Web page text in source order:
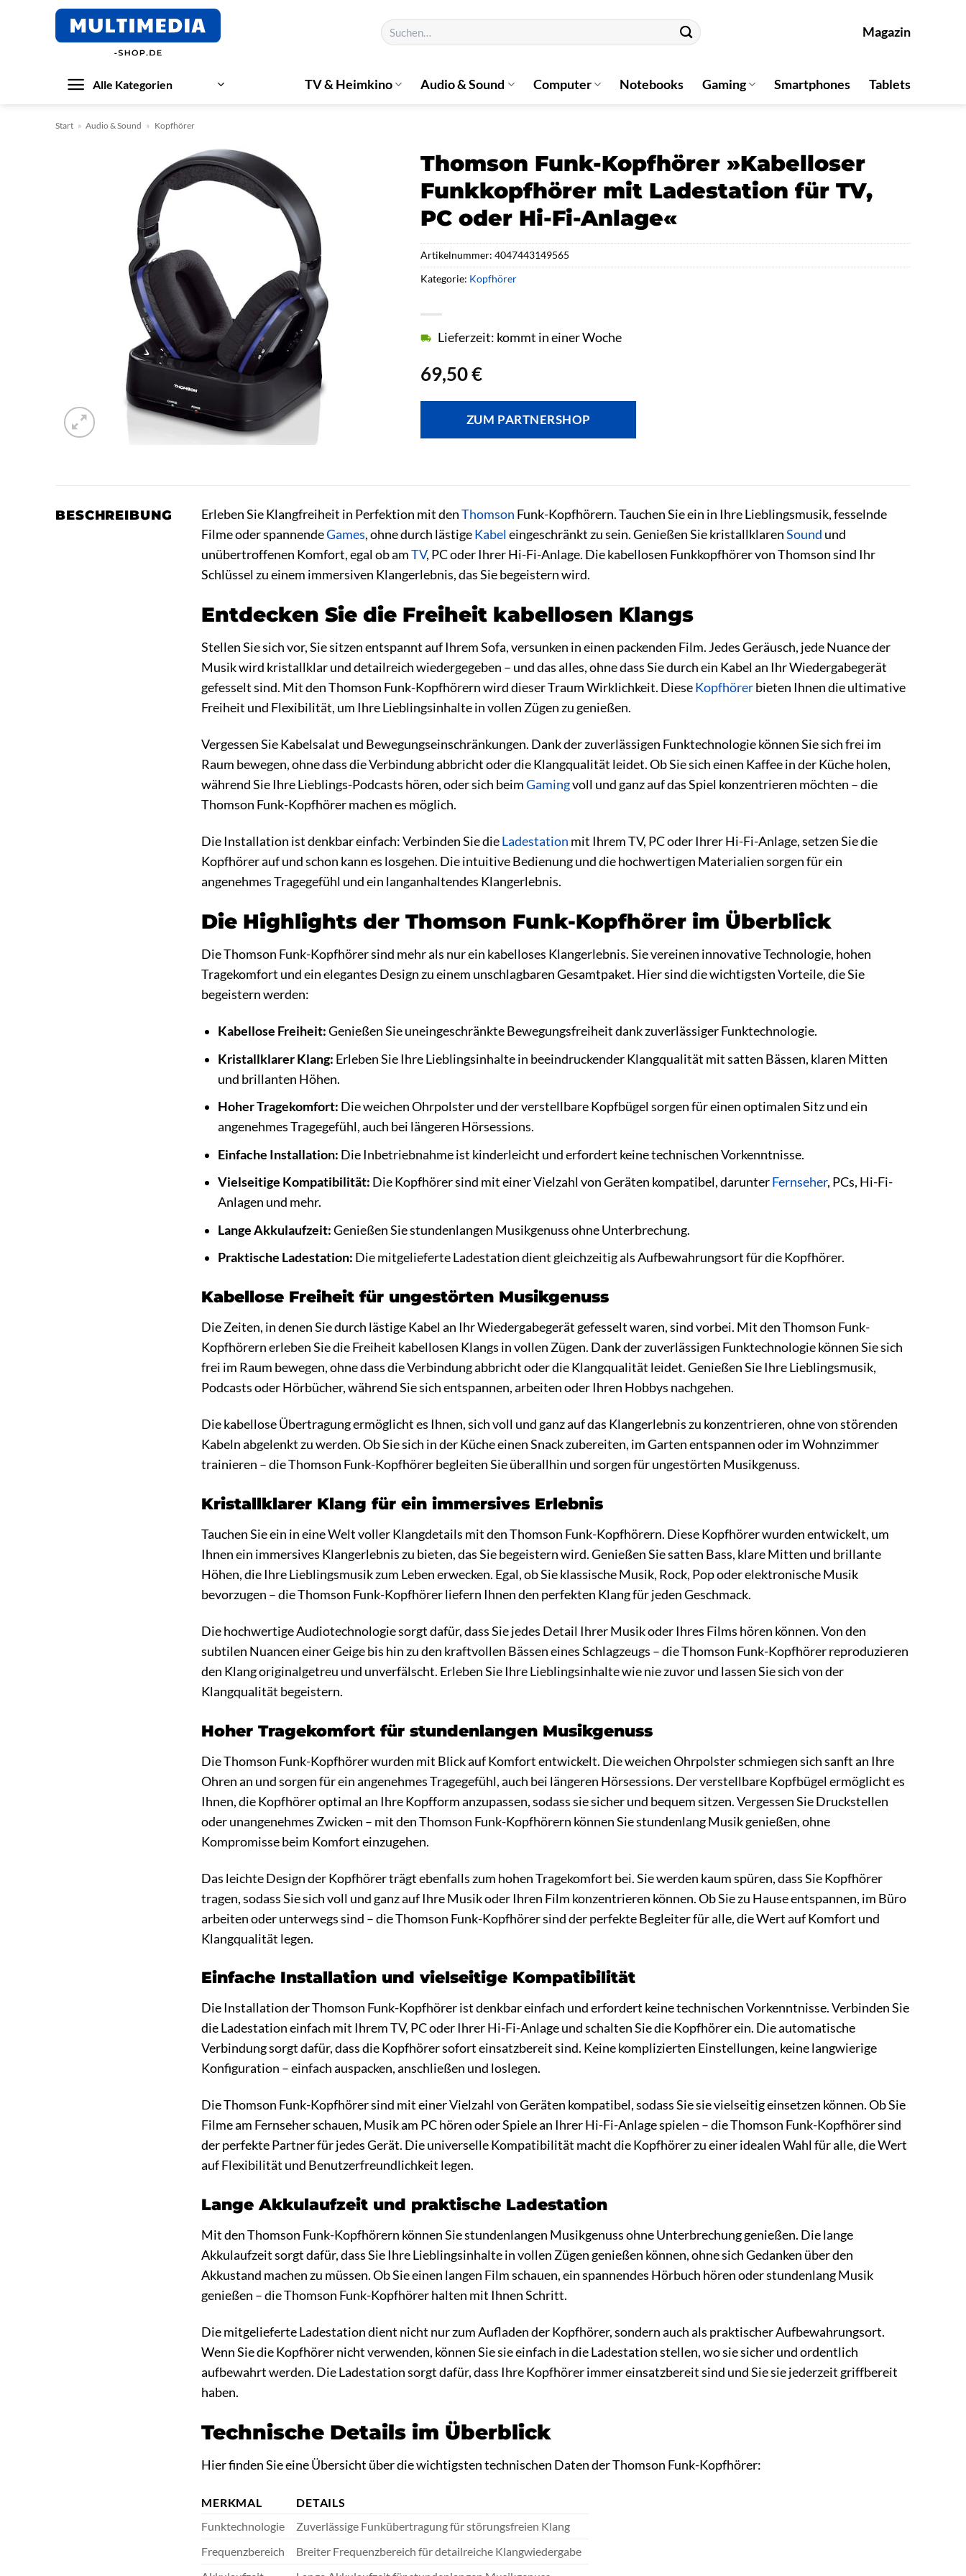
Suchen
nach:
Magazin
Alle Kategorien TV & Heimkino Audio & Sound Computer Notebooks Gaming Smartphones Tablets
Start » Audio & Sound » Kopfhörer
Thomson Funk-Kopfhörer »Kabelloser
Funkkopfhörer mit Ladestation für TV,
PC oder Hi-Fi-Anlage«
69,50€
Lieferzeit: kommt in einer Woche
ZUM PARTNERSHOP
Artikelnummer:4047443149565
Kategorie: Kopfhörer
BESCHREIBUNG Erleben Sie Klangfreiheit in Perfektion mit denThomson Funk-Kopfhörern. Tauchen Sie ein in Ihre Lieblingsmusik, fesselnde
Filme oder spannendeGames, ohne durch lästigeKabeleingeschränkt zu sein. Genießen Sie kristallklarenSound und
unübertroffenen Komfort, egal ob amTV, PC oder Ihrer Hi-Fi-Anlage. Die kabellosen Funkkopfhörer von Thomson sind Ihr
Schlüssel zu einem immersiven Klangerlebnis, das Sie begeistern wird.
Entdecken Sie die Freiheit kabellosen Klangs
Stellen Sie sich vor, Sie sitzen entspannt auf Ihrem Sofa, versunken in einen packenden Film. Jedes Geräusch, jede Nuance der
Musik wird kristallklar und detailreich wiedergegeben – und das alles, ohne dass Sie durch ein Kabel an Ihr Wiedergabegerät
gefesselt sind. Mit den Thomson Funk-Kopfhörern wird dieser Traum Wirklichkeit. DieseKopfhörerbieten Ihnen die ultimative
Freiheit und Flexibilität, um Ihre Lieblingsinhalte in vollen Zügen zu genießen.
Vergessen Sie Kabelsalat und Bewegungseinschränkungen. Dank der zuverlässigen Funktechnologie können Sie sich frei im
Raum bewegen, ohne dass die Verbindung abbricht oder die Klangqualität leidet. Ob Sie sich einen Kaffee in der Küche holen,
während Sie Ihre Lieblings-Podcasts hören, oder sich beimGamingvoll und ganz auf das Spiel konzentrieren möchten – die
Thomson Funk-Kopfhörer machen es möglich.
Die Installation ist denkbar einfach: Verbinden Sie dieLadestation mit Ihrem TV, PC oder Ihrer Hi-Fi-Anlage, setzen Sie die
Kopfhörer auf und schon kann es losgehen. Die intuitive Bedienung und die hochwertigen Materialien sorgen für ein
angenehmes Tragegefühl und ein langanhaltendes Klangerlebnis.
Die Highlights der Thomson Funk-Kopfhörer im Überblick
Die Thomson Funk-Kopfhörer sind mehr als nur ein kabelloses Klangerlebnis. Sie vereinen innovative Technologie, hohen
Tragekomfort und ein elegantes Design zu einem unschlagbaren Gesamtpaket. Hier sind die wichtigsten Vorteile, die Sie
begeistern werden:
Kabellose Freiheit:Genießen Sie uneingeschränkte Bewegungsfreiheit dank zuverlässiger Funktechnologie.
Kristallklarer Klang: Erleben Sie Ihre Lieblingsinhalte in beeindruckender Klangqualität mit satten Bässen, klaren Mitten
und brillanten Höhen.
Hoher Tragekomfort: Die weichen Ohrpolster und der verstellbare Kopfbügel sorgen für einen optimalen Sitz und ein
angenehmes Tragegefühl, auch bei längeren Hörsessions.
Einfache Installation: Die Inbetriebnahme ist kinderleicht und erfordert keine technischen Vorkenntnisse.
Vielseitige Kompatibilität: Die Kopfhörer sind mit einer Vielzahl von Geräten kompatibel, darunterFernseher, PCs, Hi-Fi-
Anlagen und mehr.
Lange Akkulaufzeit:Genießen Sie stundenlangen Musikgenuss ohne Unterbrechung.
Praktische Ladestation: Die mitgelieferte Ladestation dient gleichzeitig als Aufbewahrungsort für die Kopfhörer.
Kabellose Freiheit für ungestörten Musikgenuss
Die Zeiten, in denen Sie durch lästige Kabel an Ihr Wiedergabegerät gefesselt waren, sind vorbei. Mit den Thomson Funk-
Kopfhörern erleben Sie die Freiheit kabellosen Klangs in vollen Zügen. Dank der zuverlässigen Funktechnologie können Sie sich
frei im Raum bewegen, ohne dass die Verbindung abbricht oder die Klangqualität leidet. Genießen Sie Ihre Lieblingsmusik,
Podcasts oder Hörbücher, während Sie sich entspannen, arbeiten oder Ihren Hobbys nachgehen.
Die kabellose Übertragung ermöglicht es Ihnen, sich voll und ganz auf das Klangerlebnis zu konzentrieren, ohne von störenden
Kabeln abgelenkt zu werden. Ob Sie sich in der Küche einen Snack zubereiten, im Garten entspannen oder im Wohnzimmer
trainieren – die Thomson Funk-Kopfhörer begleiten Sie überallhin und sorgen für ungestörten Musikgenuss.
Kristallklarer Klang für ein immersives Erlebnis
Tauchen Sie ein in eine Welt voller Klangdetails mit den Thomson Funk-Kopfhörern. Diese Kopfhörer wurden entwickelt, um
Ihnen ein immersives Klangerlebnis zu bieten, das Sie begeistern wird. Genießen Sie satten Bass, klare Mitten und brillante
Höhen, die Ihre Lieblingsmusik zum Leben erwecken. Egal, ob Sie klassische Musik, Rock, Pop oder elektronische Musik
bevorzugen – die Thomson Funk-Kopfhörer liefern Ihnen den perfekten Klang für jeden Geschmack.
Die hochwertige Audiotechnologie sorgt dafür, dass Sie jedes Detail Ihrer Musik oder Ihres Films hören können. Von den
subtilen Nuancen einer Geige bis hin zu den kraftvollen Bässen eines Schlagzeugs – die Thomson Funk-Kopfhörer reproduzieren
den Klang originalgetreu und unverfälscht. Erleben Sie Ihre Lieblingsinhalte wie nie zuvor und lassen Sie sich von der
Klangqualität begeistern.
Hoher Tragekomfort für stundenlangen Musikgenuss
Die Thomson Funk-Kopfhörer wurden mit Blick auf Komfort entwickelt. Die weichen Ohrpolster schmiegen sich sanft an Ihre
Ohren an und sorgen für ein angenehmes Tragegefühl, auch bei längeren Hörsessions. Der verstellbare Kopfbügel ermöglicht es
Ihnen, die Kopfhörer optimal an Ihre Kopfform anzupassen, sodass sie sicher und bequem sitzen. Vergessen Sie Druckstellen
oder unangenehmes Zwicken – mit den Thomson Funk-Kopfhörern können Sie stundenlang Musik genießen, ohne
Kompromisse beim Komfort einzugehen.
Das leichte Design der Kopfhörer trägt ebenfalls zum hohen Tragekomfort bei. Sie werden kaum spüren, dass Sie Kopfhörer
tragen, sodass Sie sich voll und ganz auf Ihre Musik oder Ihren Film konzentrieren können. Ob Sie zu Hause entspannen, im Büro
arbeiten oder unterwegs sind – die Thomson Funk-Kopfhörer sind der perfekte Begleiter für alle, die Wert auf Komfort und
Klangqualität legen.
Einfache Installation und vielseitige Kompatibilität
Die Installation der Thomson Funk-Kopfhörer ist denkbar einfach und erfordert keine technischen Vorkenntnisse. Verbinden Sie
die Ladestation einfach mit Ihrem TV, PC oder Ihrer Hi-Fi-Anlage und schalten Sie die Kopfhörer ein. Die automatische
Verbindung sorgt dafür, dass die Kopfhörer sofort einsatzbereit sind. Keine komplizierten Einstellungen, keine langwierige
Konfiguration – einfach auspacken, anschließen und loslegen.
Die Thomson Funk-Kopfhörer sind mit einer Vielzahl von Geräten kompatibel, sodass Sie sie vielseitig einsetzen können. Ob Sie
Filme am Fernseher schauen, Musik am PC hören oder Spiele an Ihrer Hi-Fi-Anlage spielen – die Thomson Funk-Kopfhörer sind
der perfekte Partner für jedes Gerät. Die universelle Kompatibilität macht die Kopfhörer zu einer idealen Wahl für alle, die Wert
auf Flexibilität und Benutzerfreundlichkeit legen.
Lange Akkulaufzeit und praktische Ladestation
Mit den Thomson Funk-Kopfhörern können Sie stundenlangen Musikgenuss ohne Unterbrechung genießen. Die lange
Akkulaufzeit sorgt dafür, dass Sie Ihre Lieblingsinhalte in vollen Zügen genießen können, ohne sich Gedanken über den
Akkustand machen zu müssen. Ob Sie einen langen Film schauen, ein spannendes Hörbuch hören oder stundenlang Musik
genießen – die Thomson Funk-Kopfhörer halten mit Ihnen Schritt.
Die mitgelieferte Ladestation dient nicht nur zum Aufladen der Kopfhörer, sondern auch als praktischer Aufbewahrungsort.
Wenn Sie die Kopfhörer nicht verwenden, können Sie sie einfach in die Ladestation stellen, wo sie sicher und ordentlich
aufbewahrt werden. Die Ladestation sorgt dafür, dass Ihre Kopfhörer immer einsatzbereit sind und Sie sie jederzeit griffbereit
haben.
Technische Details im Überblick
Hier finden Sie eine Übersicht über die wichtigsten technischen Daten der Thomson Funk-Kopfhörer:
MERKMAL
DETAILS
Funktechnologie
Zuverlässige Funkübertragung für störungsfreien Klang
Frequenzbereich
Breiter Frequenzbereich für detailreiche Klangwiedergabe